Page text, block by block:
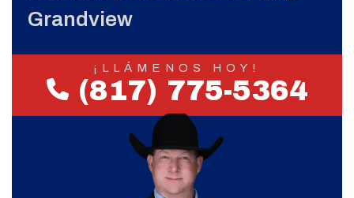
Grandview
¡LLÁMENOS HOY!
(817) 775-5364